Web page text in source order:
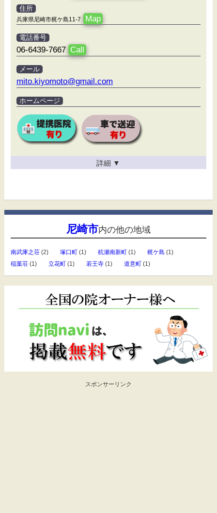
住所
兵庫県尼崎市梶ケ島11-7 Map
電話番号
06-6439-7667 Call
メール
mito.kiyomoto@gmail.com
ホームページ
詳細 ▼
尼崎市内の他の地域
南武庫之荘(2) 塚口町(1) 杭瀬南新町(1) 梶ケ島 (1)
稲葉荘(1) 立花町(1) 若王寺(1) 道意町(1)
スポンサーリンク